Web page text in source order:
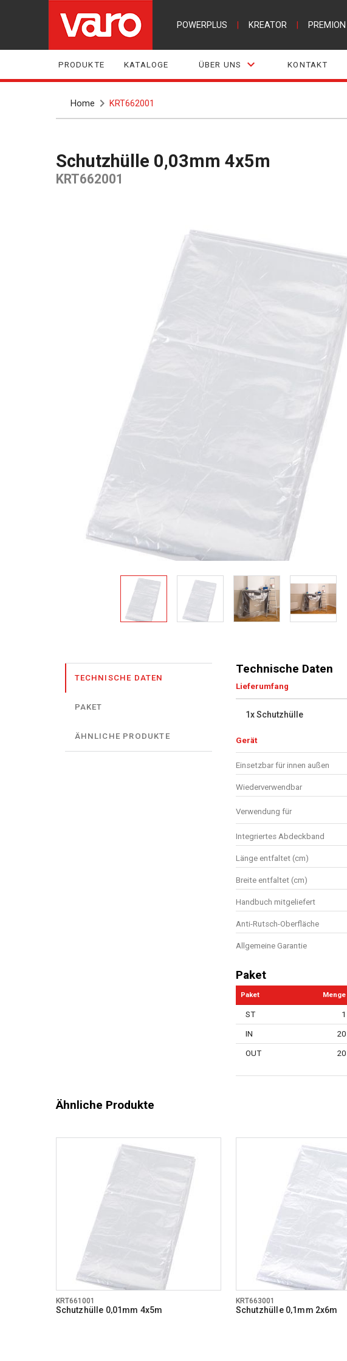
POWERPLUS KREATOR PREMION
PRODUKTE KATALOGE ÜBER UNS KONTAKT
Home KRT662001
Schutzhülle 0,03mm 4x5m
KRT662001
TECHNISCHE DATEN
PAKET
ÄHNLICHE PRODUKTE
Technische Daten
Lieferumfang
1x Schutzhülle
Gerät
Einsetzbar für innen außen
Wiederverwendbar
Verwendung für
Integriertes Abdeckband
Länge entfaltet (cm)
Breite entfaltet (cm)
Handbuch mitgeliefert
Anti-Rutsch-Oberfläche
Allgemeine Garantie
Paket
Paket Menge
ST 1
IN 20
OUT 20
Ähnliche Produkte
KRT661001
Schutzhülle 0,01mm 4x5m
KRT663001
Schutzhülle 0,1mm 2x6m